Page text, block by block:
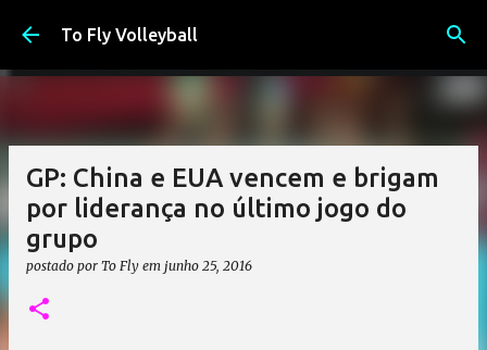
Pular para o conteúdo principal
To Fly Volleyball
GP: China e EUA vencem e brigam
por liderança no último jogo do
grupo
postado por To Fly em junho 25, 2016